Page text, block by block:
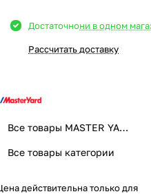
Достаточнони в одном
Рассчитать доставку
Все товары MASTER YARD
Все товары категории
действительна только для